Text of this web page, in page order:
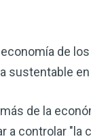
de
sustentable
de la
a controlar